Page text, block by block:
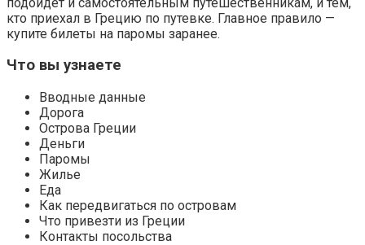
кто приехал в Грецию по путевке. Главное правило —
купите билеты на паромы заранее.
Что вы узнаете
Вводные данные
Дорога
Острова Греции
Деньги
Паромы
Жилье
Еда
Как передвигаться по островам
Что привезти из Греции
Контакты посольства